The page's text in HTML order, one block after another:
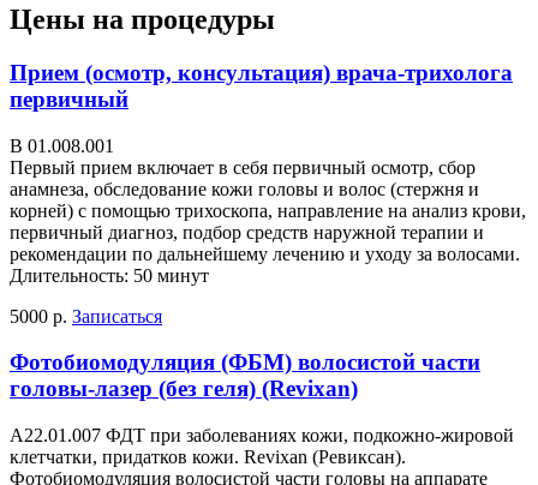
Цены на процедуры
Прием (осмотр, консультация) врача-трихолога
первичный
В 01.008.001
Первый прием включает в себя первичный осмотр, сбор
анамнеза, обследование кожи головы и волос (стержня и
корней) с помощью трихоскопа, направление на анализ крови,
первичный диагноз, подбор средств наружной терапии и
рекомендации по дальнейшему лечению и уходу за волосами.
Длительность: 50 минут
5000 р. Записаться
Фотобиомодуляция (ФБМ) волосистой части
головы-лазер (без геля) (Revixan)
А22.01.007 ФДТ при заболеваниях кожи, подкожно-жировой
клетчатки, придатков кожи. Revixan (Ревиксан).
Фотобиомодуляция волосистой части головы на аппарате